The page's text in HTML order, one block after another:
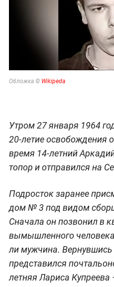
Обложка © Wikipeda
Утром 27 января 1964
20-летие освобождения
время 14-летний
топор и отправился на
Подросток заранее
дом № 3 под видом
Сначала он позвонил в
вымышленного
ли мужчина. Вернувшись
представился
летняя Лариса Купреева